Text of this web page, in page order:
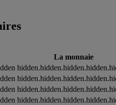
La monnaie